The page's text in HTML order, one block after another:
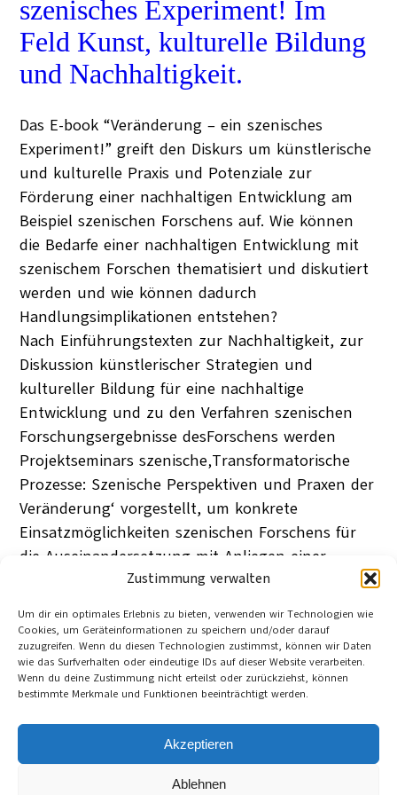
Zustimmung verwalten
Um dir ein optimales Erlebnis zu bieten, verwenden wir Technologien wie
Cookies, um Geräteinformationen zu speichern und/oder darauf
zuzugreifen. Wenn du diesen Technologien zustimmst, können wir Daten
wie das Surfverhalten oder eindeutige IDs auf dieser Website verarbeiten.
Wenn du deine Zustimmung nicht erteilst oder zurückziehst, können
bestimmte Merkmale und Funktionen beeinträchtigt werden.
Akzeptieren
Ablehnen
szenisches Experiment! Im
Feld Kunst, kulturelle Bildung
und Nachhaltigkeit.
Das E-book “Veränderung – ein szenisches
Experiment!” greift den Diskurs um künstlerische
und kulturelle Praxis und Potenziale zur
Förderung einer nachhaltigen Entwicklung am
Beispiel szenischen Forschens auf. Wie können
die Bedarfe einer nachhaltigen Entwicklung mit
szenischem Forschen thematisiert und diskutiert
werden und wie können dadurch
Handlungsimplikationen entstehen?
Nach Einführungstexten zur Nachhaltigkeit, zur
Diskussion künstlerischer Strategien und
kultureller Bildung für eine nachhaltige
Entwicklung und zu den Verfahren szenischen
Forschungsergebnisse desForschens werden
Projektseminars szenische‚Transformatorische
Prozesse: Szenische Perspektiven und Praxen der
Veränderung‘ vorgestellt, um konkrete
Einsatzmöglichkeiten szenischen Forschens für
die Auseinandersetzung mit Anliegen einer
nachhaltigen Entwicklung aufzuzeigen.
kulturelle Strategie den methodischen Zugriff auf
das Untersuchungsfeld Nachhaltigkeit dar.
Julia Weitzel (Hrsg.)
25. Februar 2014
Category:eBooks. Reihe zur Kultur und Nachhaltigkeit
, Kunst